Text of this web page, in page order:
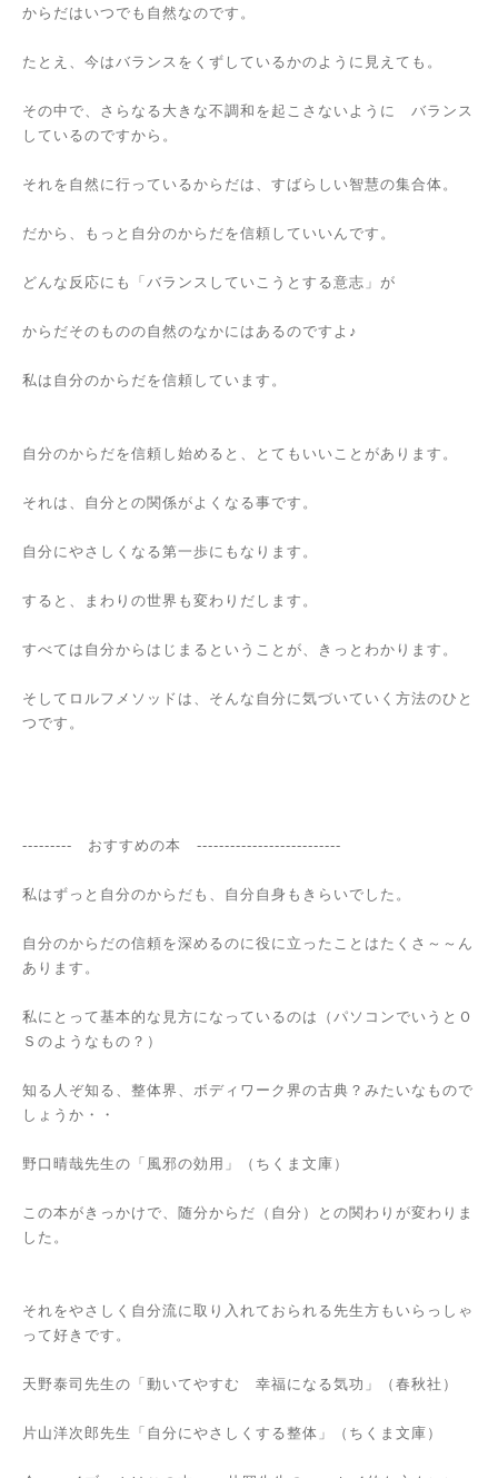
からだはいつでも自然なのです。
たとえ、今はバランスをくずしているかのように見えても。
その中で、さらなる大きな不調和を起こさないように バランス
しているのですから。
それを自然に行っているからだは、すばらしい智慧の集合体。
だから、もっと自分のからだを信頼していいんです。
どんな反応にも「バランスしていこうとする意志」が
からだそのものの自然のなかにはあるのですよ♪
私は自分のからだを信頼しています。
自分のからだを信頼し始めると、とてもいいことがあります。
それは、自分との関係がよくなる事です。
自分にやさしくなる第一歩にもなります。
すると、まわりの世界も変わりだします。
すべては自分からはじまるということが、きっとわかります。
そしてロルフメソッドは、そんな自分に気づいていく方法のひと
つです。
--------- おすすめの本 --------------------------
私はずっと自分のからだも、自分自身もきらいでした。
自分のからだの信頼を深めるのに役に立ったことはたくさ～～ん
あります。
私にとって基本的な見方になっているのは（パソコンでいうとＯ
Ｓのようなもの？）
知る人ぞ知る、整体界、ボディワーク界の古典？みたいなもので
しょうか・・
野口晴哉先生の「風邪の効用」（ちくま文庫）
この本がきっかけで、随分からだ（自分）との関わりが変わりま
した。
それをやさしく自分流に取り入れておられる先生方もいらっしゃ
って好きです。
天野泰司先生の「動いてやすむ 幸福になる気功」（春秋社）
片山洋次郎先生「自分にやさしくする整体」（ちくま文庫）